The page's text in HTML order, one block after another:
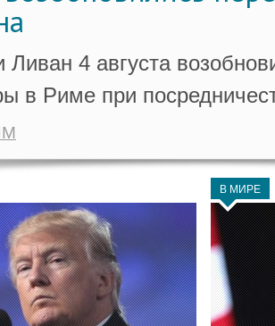
Ливан 4 августа
в Риме при
В МИРЕ